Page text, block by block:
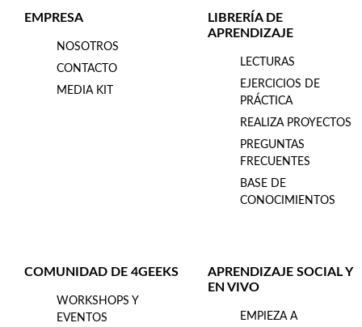
EMPRESA
NOSOTROS
CONTACTO
MEDIA KIT
LIBRERÍA DE
APRENDIZAJE
LECTURAS
EJERCICIOS DE
PRÁCTICA
REALIZA PROYECTOS
PREGUNTAS
FRECUENTES
BASE DE
CONOCIMIENTOS
COMUNIDAD DE 4GEEKS
WORKSHOPS Y
EVENTOS
APRENDIZAJE SOCIAL Y
EN VIVO
EMPIEZA A